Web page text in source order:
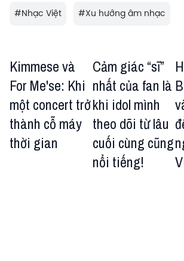
#Nhạc Việt #Xu hướng âm nhạc
Kimmese và
For Me'se: Khi
một concert trở
thành cỗ máy
thời gian
Cảm giác “sĩ”
nhất của fan là
khi idol mình
theo dõi từ lâu
cuối cùng cũng
nổi tiếng!